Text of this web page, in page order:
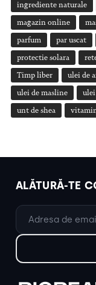
ingrediente naturale
magazin online
parfum par uscat
protectie solara
Timp liber ulei de
ulei de masline
unt de shea
ALĂTURĂ-TE